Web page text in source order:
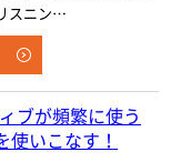
検 索
スニン…
ブが頻繁に使う
使いこなす！